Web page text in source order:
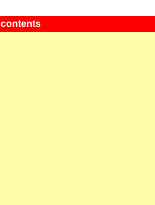
contents